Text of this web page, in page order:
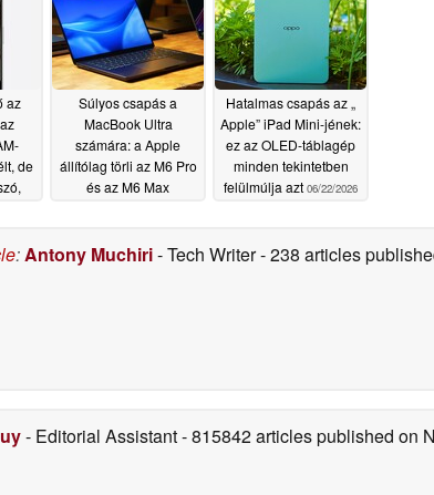
az
de
Súlyos csapás a
MacBook Ultra
számára: a Apple
állítólag törli az M6 Pro
és az M6 Max
Hatalmas csapás az „
Apple” iPad Mini-jének:
ez az OLED-táblagép
minden tekintetben
felülmúlja azt 06/22/2026
:Antony Muchiri- Tech Writer- 238 articles
- Editorial Assistant- 815842 articles published on